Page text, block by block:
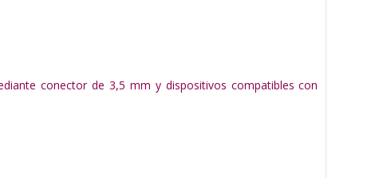
conector de 3,5 mm y dispositivos compatibles con